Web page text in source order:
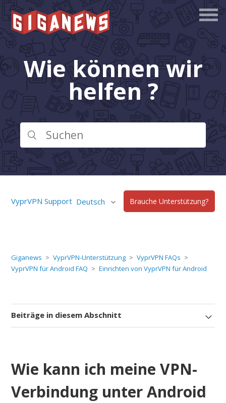
Wie können wir
helfen ?
VyprVPN Support Deutsch Brauche Unterstützung?
Giganews VyprVPN-Unterstützung
VyprVPN FAQs
VyprVPN für Android FAQ
Einrichten von VyprVPN für Android
Beiträge in diesem Abschnitt
Wie kann ich meine VPN-
Verbindung unter Android